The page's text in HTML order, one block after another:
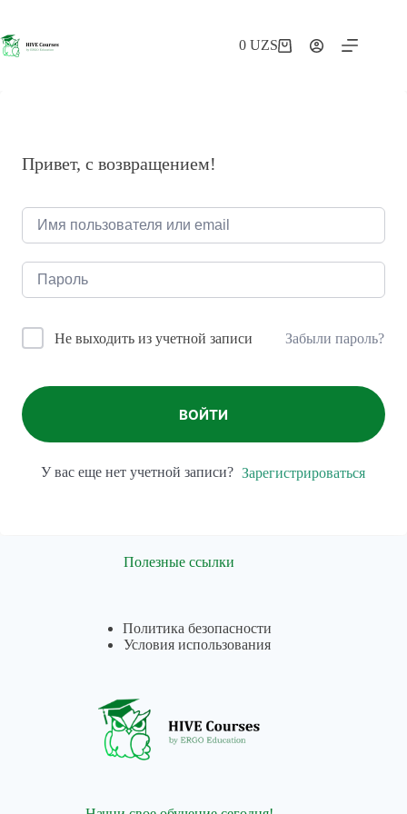
сути
Корзина
0UZS
Привет, с возвращением!
Не выходить из учетной записи Забыли пароль?
ВОЙТИ
У вас еще нет учетной записи? Зарегистрироваться
Полезные ссылки
Политика безопасности
Условия использования